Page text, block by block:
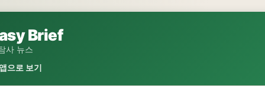
Brief
사 뉴스
으로 보기